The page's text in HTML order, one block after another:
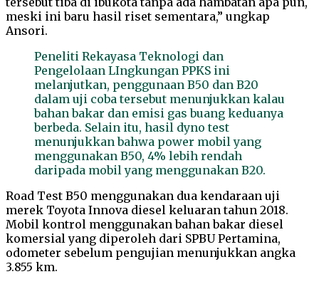
meski ini baru hasil riset sementara,” ungkap
Ansori.
Peneliti Rekayasa Teknologi dan
Pengelolaan LIngkungan PPKS ini
melanjutkan, penggunaan B50 dan B20
dalam uji coba tersebut menunjukkan kalau
bahan bakar dan emisi gas buang keduanya
berbeda. Selain itu, hasil dyno test
menunjukkan bahwa power mobil yang
menggunakan B50, 4% lebih rendah
daripada mobil yang menggunakan B20.
Road Test B50 menggunakan dua kendaraan uji
merek Toyota Innova diesel keluaran tahun 2018.
Mobil kontrol menggunakan bahan bakar diesel
komersial yang diperoleh dari SPBU Pertamina,
odometer sebelum pengujian menunjukkan angka
3.855 km.